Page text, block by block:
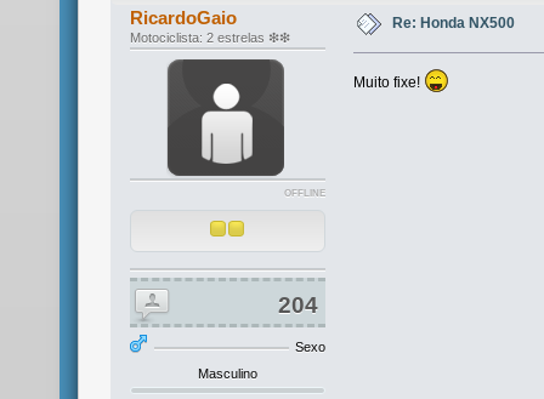
RicardoGaio
Motociclista: 2 estrelas ❇❇
OFFLINE
204
Sexo
Masculino
Re: Honda NX500
Muito fixe!